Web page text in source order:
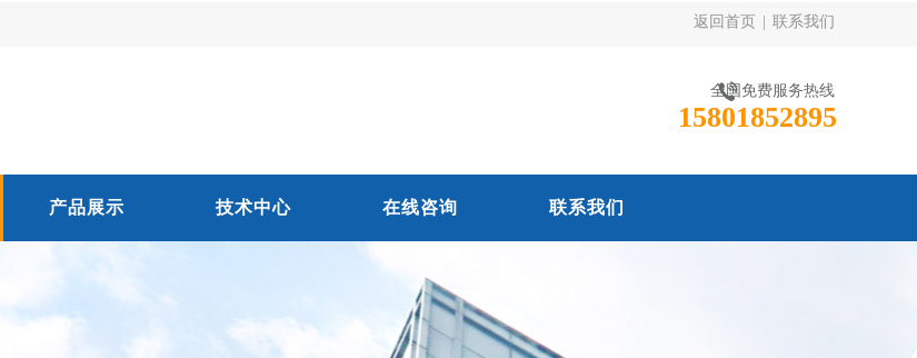
返回首页 联系我们
全国免费服务热线
15801852895
产品展示 技术中心 在线咨询 联系我们